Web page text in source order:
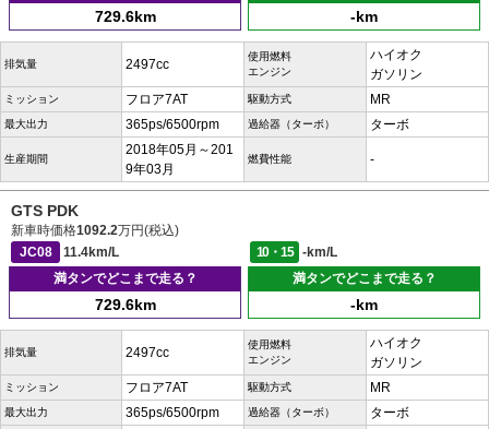
729.6km -km
排気量 2497cc
使用燃料
エンジン
ハイオク
ガソリン
ミッション フロア7AT 駆動方式 MR
最大出力 365ps/6500rpm 過給器（ターボ） ターボ
生産期間
2018年05月～201
9年03月
燃費性能 -
GTS PDK
新車時価格1092.2万円(税込)
JC08
11.4km/L 10・15
-km/L
満タンでどこまで走る？
729.6km
満タンでどこまで走る？
-km
排気量 2497cc
使用燃料
エンジン
ハイオク
ガソリン
ミッション フロア7AT 駆動方式 MR
最大出力 365ps/6500rpm 過給器（ターボ） ターボ